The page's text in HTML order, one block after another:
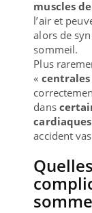
muscles
l’air et
alors de
sommeil.
Plus
« centrales
dans
accident